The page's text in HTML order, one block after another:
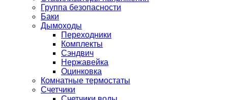
Группа безопасности
Баки
Дымоходы
Переходники
Комплекты
Сэндвич
Нержавейка
Оцинковка
Комнатные термостаты
Счетчики